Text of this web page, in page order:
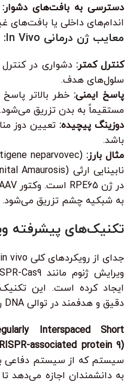
دسترسی به بافت‌های دشوار:
اندام‌های داخلی یا
معایب ژن درمانی In Vivo:
کنترل کمتر: دشواری در
سلول‌های هدف.
پاسخ ایمنی: خطر بالاتر
مستقیماً به بدن تزریق می‌شود.
دوزینگ پیچیده:تعیین دوز
باشد.
مثال بارز:
به شبکیه چشم تزریق می‌شود.
تکنیک‌های پیشرفته
ایجاد کرده است. این
دقیق و هدفمند در توالی DNA را فراهم می‌آورند:
Interspaced Short
associated protein 9):
سیستم که از سیستم دفاعی